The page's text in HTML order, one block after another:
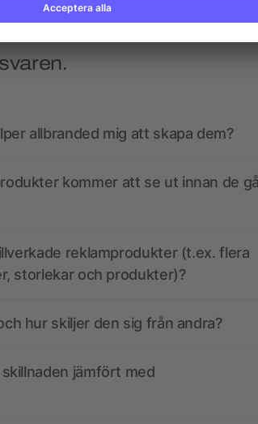
allbranded mig att skapa dem?
kommer att se ut innan de
reklamprodukter (t.ex. flera
storlekar och produkter)?
hur skiljer den sig från andra?
jämfört med